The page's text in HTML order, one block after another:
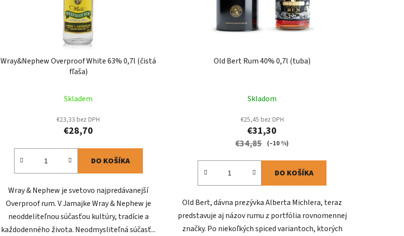
Wray&Nephew Overproof White 63% 0,7l (čistá
fľaša)
Skladem
€23,33 bez DPH
€28,70
DO KOŠÍKA
Wray & Nephew je svetovo najpredávanejší
Overproof rum. V Jamajke Wray & Nephew je
neoddeliteľnou súčasťou kultúry, tradície a
každodenného života. Neodmysliteľná súčasť...
Old Bert Rum 40% 0,7l (tuba)
Skladom
€25,45 bez DPH
€31,30
€34,85 (–10 %)
DO KOŠÍKA
Old Bert, dávna prezývka Alberta Michlera, teraz
predstavuje aj názov rumu z portfólia rovnomennej
značky. Po niekoľkých spiced variantoch, ktorých